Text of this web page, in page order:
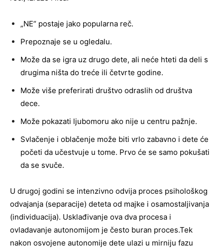
„NE“ postaje jako popularna reč.
Prepoznaje se u ogledalu.
Može da se igra uz drugo dete, ali neće hteti da deli s
drugima ništa do treće ili četvrte godine.
Može više preferirati društvo odraslih od društva
dece.
Može pokazati ljubomoru ako nije u centru pažnje.
Svlačenje i oblačenje može biti vrlo zabavno i dete će
početi da učestvuje u tome. Prvo će se samo pokušati
da se svuče.
U drugoj godini se intenzivno odvija proces psihološkog
odvajanja (separacije) deteta od majke i osamostaljivanja
(individuacija). Usklađivanje ova dva procesa i
ovladavanje autonomijom je često buran proces.Tek
nakon osvojene autonomije dete ulazi u mirniju fazu